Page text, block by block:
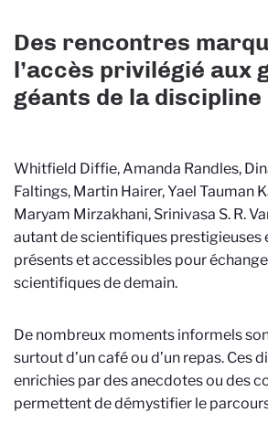
Des rencontres
l’accès privilégié aux
géants de la discipline
Whitfield Diffie, Amanda Randles,
Faltings, Martin Hairer, Yael Tauman
Maryam Mirzakhani, Srinivasa S. R.
autant de scientifiques prestigieuses
présents et accessibles pour
scientifiques de demain.
De nombreux moments informels
surtout d’un café ou d’un repas. Ces
enrichies par des anecdotes ou des
permettent de démystifier le